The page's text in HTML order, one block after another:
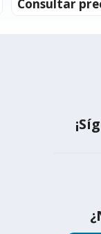
Consultar